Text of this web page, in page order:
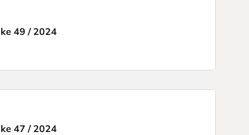
49 / 2024
47 / 2024